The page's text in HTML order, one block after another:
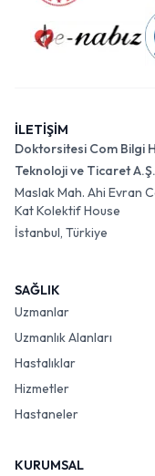
İLETİŞİM
Doktorsitesi Com Bilgi
Teknoloji ve Ticaret A.Ş.
Maslak Mah. Ahi Evran
Kat Kolektif House
İstanbul, Türkiye
SAĞLIK
Uzmanlar
Uzmanlık Alanları
Hastalıklar
Hizmetler
Hastaneler
KURUMSAL